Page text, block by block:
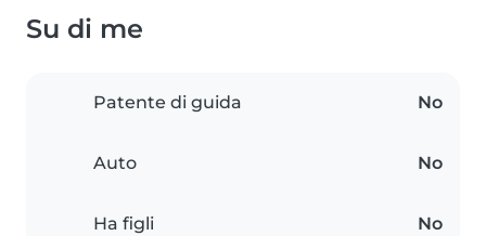
Su di me
Patente di guida No
Auto No
Ha figli No